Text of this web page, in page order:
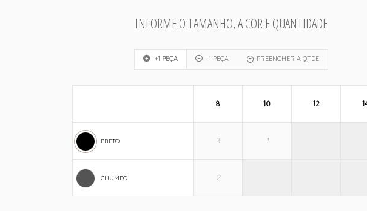
INFORME O TAMANHO, A COR E QUANTIDADE
+1 PEÇA -1 PEÇA PREENCHER A QTDE
PRETO
CHUMBO
8 10 12